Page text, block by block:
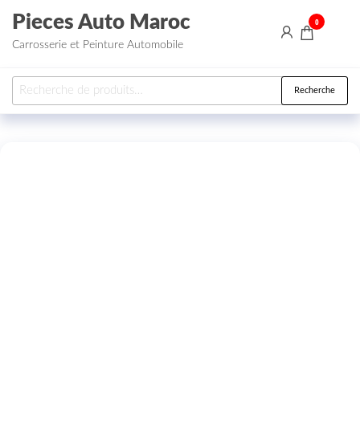
Aller au contenu
Pieces Auto Maroc
Carrosserie et Peinture Automobile
0
Recherche pour : Recherche